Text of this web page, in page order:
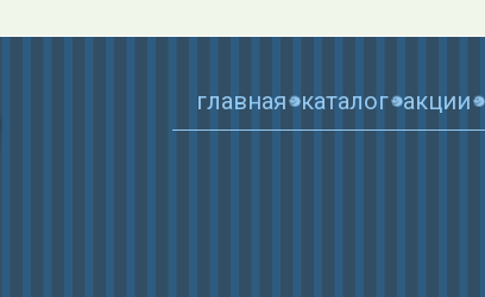
главная каталог акции